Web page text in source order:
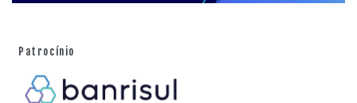
Patrocínio